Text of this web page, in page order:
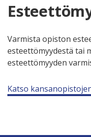
Varmista opiston
esteettömyydestä tai
esteettömyyden
Katso